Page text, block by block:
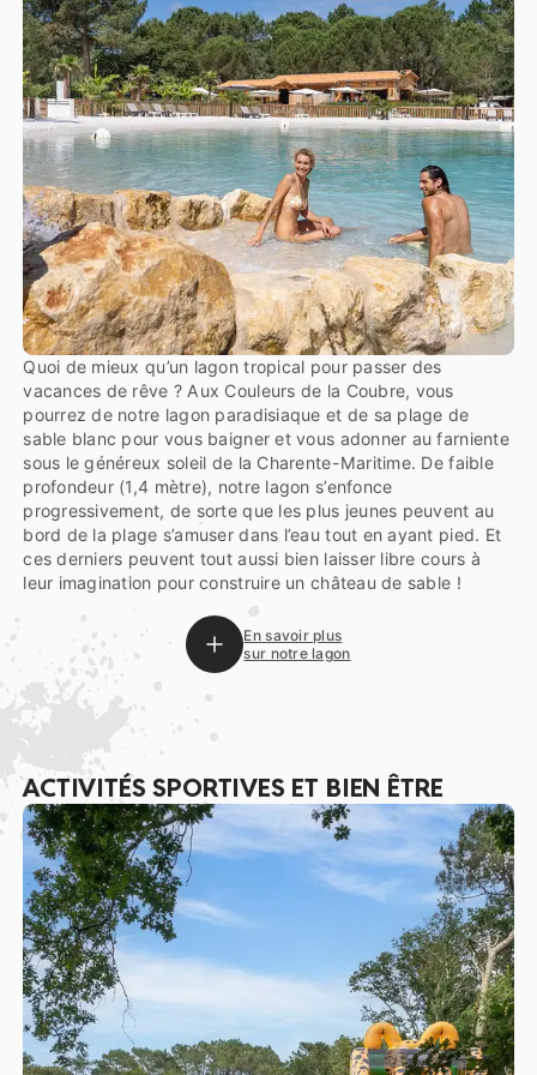
Quoi de mieux qu’un lagon tropical pour passer des
vacances de rêve ? Aux Couleurs de la Coubre, vous
pourrez de notre lagon paradisiaque et de sa plage de
sable blanc pour vous baigner et vous adonner au farniente
sous le généreux soleil de la Charente-Maritime. De faible
profondeur (1,4 mètre), notre lagon s’enfonce
progressivement, de sorte que les plus jeunes peuvent au
bord de la plage s’amuser dans l’eau tout en ayant pied. Et
ces derniers peuvent tout aussi bien laisser libre cours à
leur imagination pour construire un château de sable !
En savoir plus
sur notre lagon
ACTIVITÉS SPORTIVES ET BIEN ÊTRE